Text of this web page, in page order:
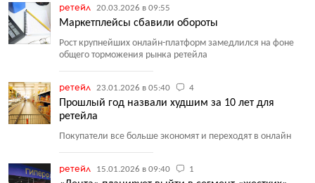
ретейл 20.03.2026 в 09:55
Маркетплейсы сбавили обороты
Рост крупнейших онлайн-платформ замедлился на фоне
общего торможения рынка ретейла
ретейл 23.01.2026 в 05:40 4
Прошлый год назвали худшим за 10 лет для
ретейла
Покупатели все больше экономят и переходят в онлайн
ретейл 15.01.2026 в 09:40 1